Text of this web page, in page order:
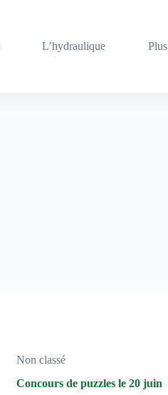
L’hydraulique Plus
Non classé
Concours de puzzles le 20 juin